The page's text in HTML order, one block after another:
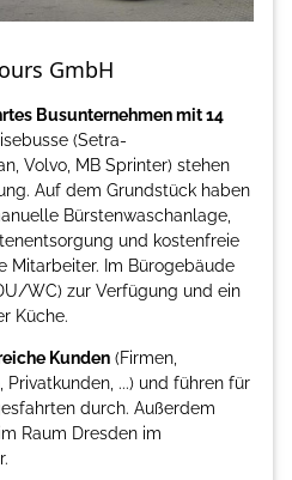
GmbH
Busunternehmen mit 14
(Setra-
Volvo, MB Sprinter) stehen
Auf dem Grundstück haben
Bürstenwaschanlage,
und kostenfreie
Mitarbeiter. Im Bürogebäude
WC) zur Verfügung und ein
Küche.
Kunden (Firmen,
Privatkunden, ...) und führen für
durch. Außerdem
Raum Dresden im